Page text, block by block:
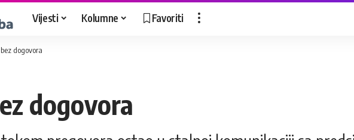
Vijesti Kolumne Favoriti
dogovora
dogovora